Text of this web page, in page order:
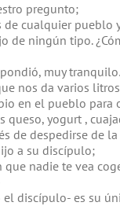
pregunto;
de cualquier pueblo
de ningún tipo.
muy
nos da varios
en el pueblo para
queso, yogurt ,
de despedirse de
a su discípulo;
que nadie te vea
el discípulo- es su